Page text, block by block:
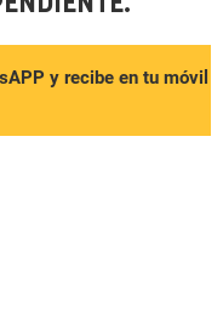
y recibe en tu móvil